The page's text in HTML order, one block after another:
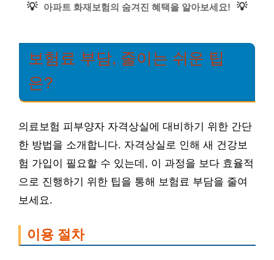
💡 아파트 화재보험의 숨겨진 혜택을 알아보세요! 💡
보험료 부담, 줄이는 쉬운 팁
은?
의료보험 피부양자 자격상실에 대비하기 위한 간단
한 방법을 소개합니다. 자격상실로 인해 새 건강보
험 가입이 필요할 수 있는데, 이 과정을 보다 효율적
으로 진행하기 위한 팁을 통해 보험료 부담을 줄여
보세요.
이용 절차